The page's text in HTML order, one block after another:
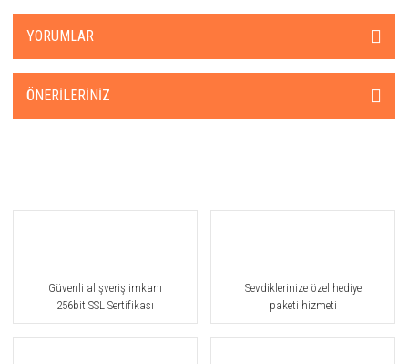
YORUMLAR
ÖNERILERINIZ
Güvenli alışveriş imkanı
256bit SSL Sertifikası
Sevdiklerinize özel hediye
paketi hizmeti